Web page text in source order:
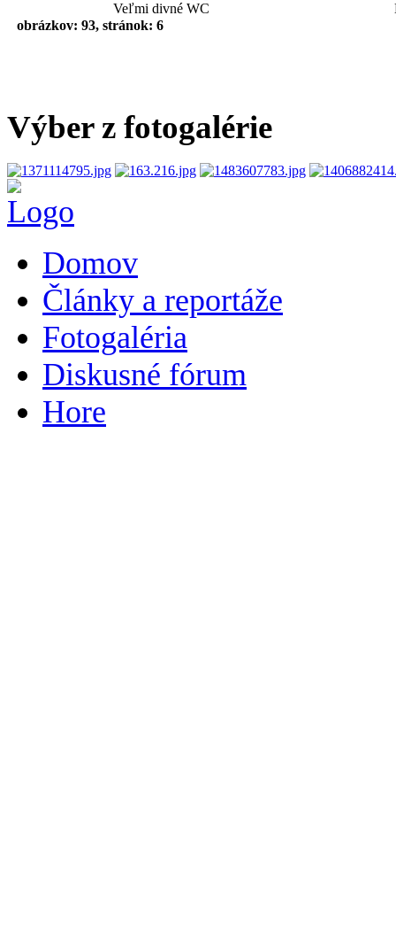
Veľmi divné WC
obrázkov: 93, stránok: 6
Výber z fotogalérie
Domov
Články a reportáže
Fotogaléria
Diskusné fórum
Hore